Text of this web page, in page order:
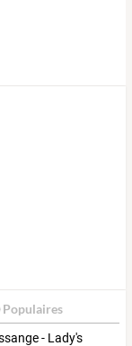
Populaires
- Lady's